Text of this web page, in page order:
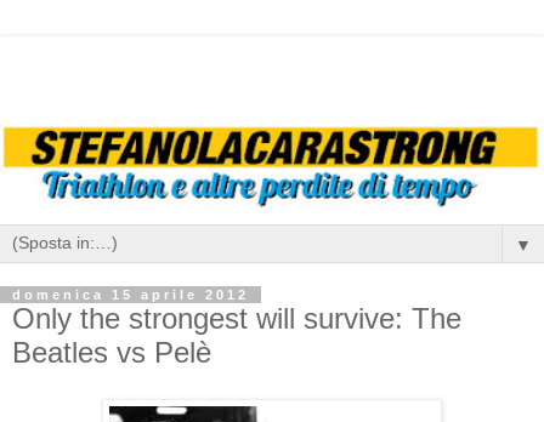
▼
domenica 15 aprile 2012
Only the strongest will survive: The
Beatles vs Pelè